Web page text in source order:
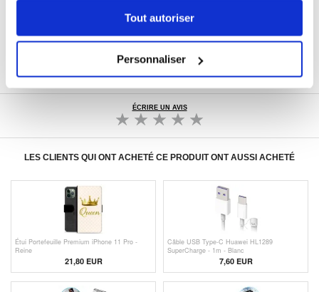
Tout autoriser
Personnaliser
POLITIQUE DE RETOUR DE 30 JOURS
PLUS DE 8 000 000 DE CLIENTS
ÉCRIRE UN AVIS
LES CLIENTS QUI ONT ACHETÉ CE PRODUIT ONT AUSSI ACHETÉ
Étui Portefeuille Premium iPhone 11 Pro -
Reine
21,80 EUR
Câble USB Type-C Huawei HL1289
SuperCharge - 1m - Blanc
7,60 EUR